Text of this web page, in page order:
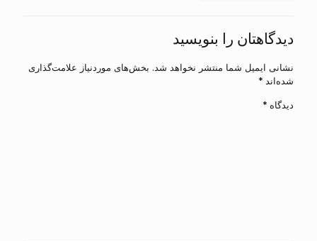
دیدگاهتان را بنویسید
نشانی ایمیل شما منتشر نخواهد شد. بخش‌های موردنیاز علامت‌گذاری
شده‌اند *
دیدگاه *